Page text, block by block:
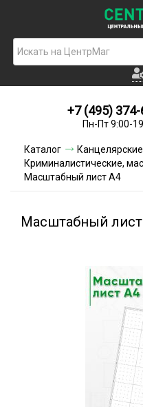
+7 (495)
Пн-Пт 9:00-
Каталог
Криминалистические,
Масштабный лист А4
Масштабный